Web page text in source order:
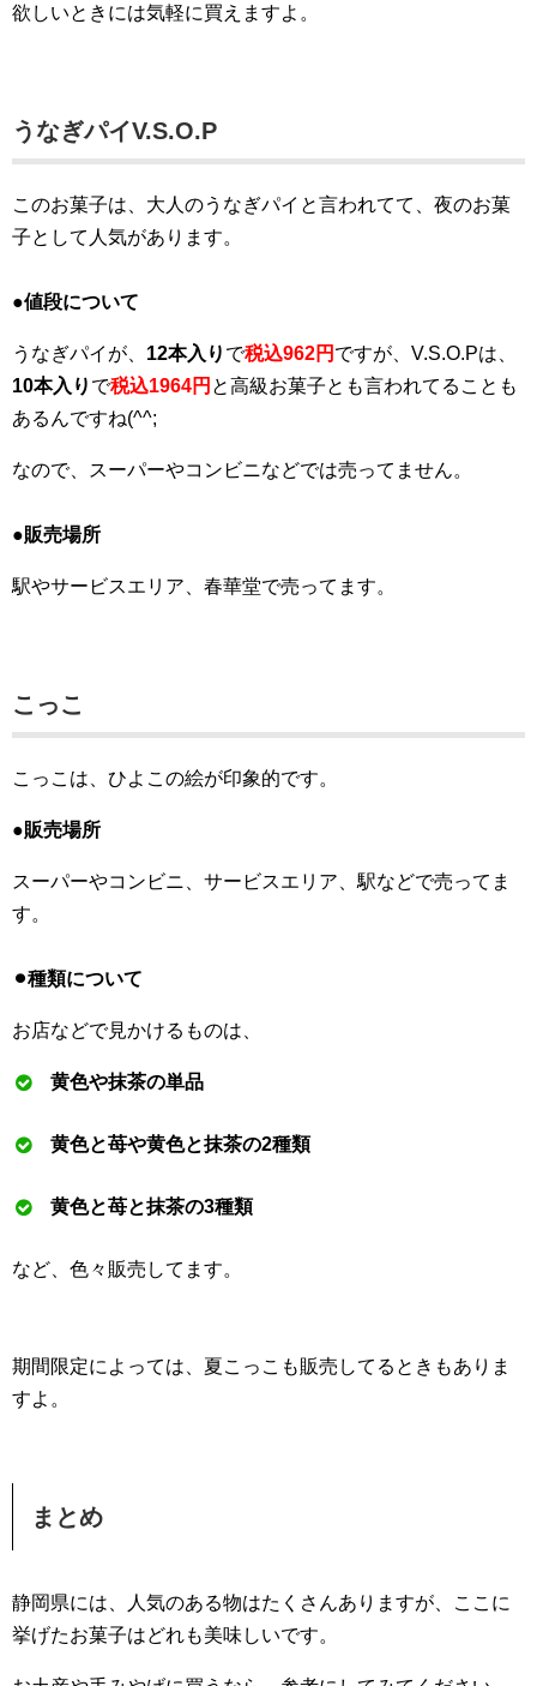
欲しいときには気軽に買えますよ。
うなぎパイV.S.O.P
このお菓子は、大人のうなぎパイと言われてて、夜のお菓
子として人気があります。
●値段について
うなぎパイが、 12本入り で税込962円 ですが、V.S.O.Pは、
10本入り で税込1964円 と高級お菓子とも言われてることも
あるんですね(^^;
なので、スーパーやコンビニなどでは売ってません。
●販売場所
駅やサービスエリア、春華堂で売ってます。
こっこ
こっこは、ひよこの絵が印象的です。
●販売場所
スーパーやコンビニ、サービスエリア、駅などで売ってま
す。
⚫︎種類について
お店などで見かけるものは、
黄色や抹茶の単品
黄色と苺や黄色と抹茶の2種類
黄色と苺と抹茶の3種類
など、色々販売してます。
期間限定によっては、夏こっこも販売してるときもありま
すよ。
まとめ
静岡県には、人気のある物はたくさんありますが、ここに
挙げたお菓子はどれも美味しいです。